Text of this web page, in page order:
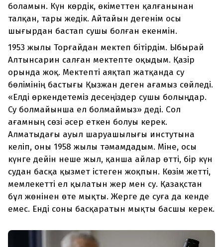
боламын. Күн көрдік, өкіметтен қалғанынан
талқан, тары жедік. Айтайын дегенім осы
шығырдан бастап сушы болған екенмін.
1953 жылы Торғайдан мектеп бітірдім. Ыбырай
Алтынсарин салған мектепте оқыдым. Қазір
орында жоқ. Мектепті аяқтап жатқанда су
бөлімінің бастығы Қызжан деген ағамыз сөйледі.
«Елді өркендетеміз десеңіздер сушы болыңдар.
Су болмайынша ел болмаймыз» деді. Сол
ағамның сөзі әсер еткен болуы керек.
Алматыдағы ауыл шаруашылығы инстутына
келіп, оны 1958 жылы тәмамдадым. Міне, осы
күнге дейін неше жыл, қанша айлар өтті, бір күн
судан басқа қызмет істеген жоқпын. Көзім жетті,
мемлекетті ел қылатын жер мен су. Қазақстан
бұл жөнінен өте мықты. Жерге де суға да кенде
емес. Енді соны басқаратын мықты басшы керек.